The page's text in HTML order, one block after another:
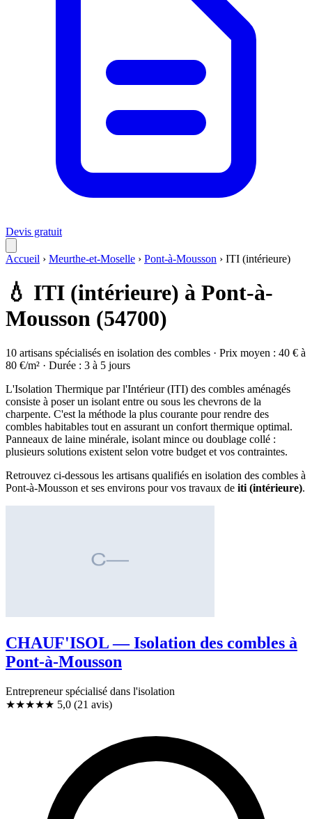
Devis gratuit
Accueil › Meurthe-et-Moselle › Pont-à-Mousson › ITI (intérieure)
💧 ITI (intérieure) à Pont-à-
Mousson (54700)
10 artisans spécialisés en isolation des combles · Prix moyen : 40 € à
80 €/m² · Durée : 3 à 5 jours
L'Isolation Thermique par l'Intérieur (ITI) des combles aménagés
consiste à poser un isolant entre ou sous les chevrons de la
charpente. C'est la méthode la plus courante pour rendre des
combles habitables tout en assurant un confort thermique optimal.
Panneaux de laine minérale, isolant mince ou doublage collé :
plusieurs solutions existent selon votre budget et vos contraintes.
Retrouvez ci-dessous les artisans qualifiés en isolation des combles à
Pont-à-Mousson et ses environs pour vos travaux de iti (intérieure).
CHAUF'ISOL — Isolation des combles à
Pont-à-Mousson
Entrepreneur spécialisé dans l'isolation
★★★★★ 5,0 (21 avis)